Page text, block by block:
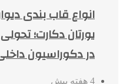
انواع قاب بندی
یورتان دکارت؛
در دکوراسیون
4 هفته پیش